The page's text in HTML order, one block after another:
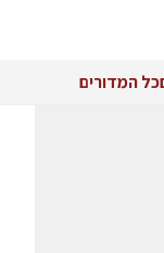
כל המדורים